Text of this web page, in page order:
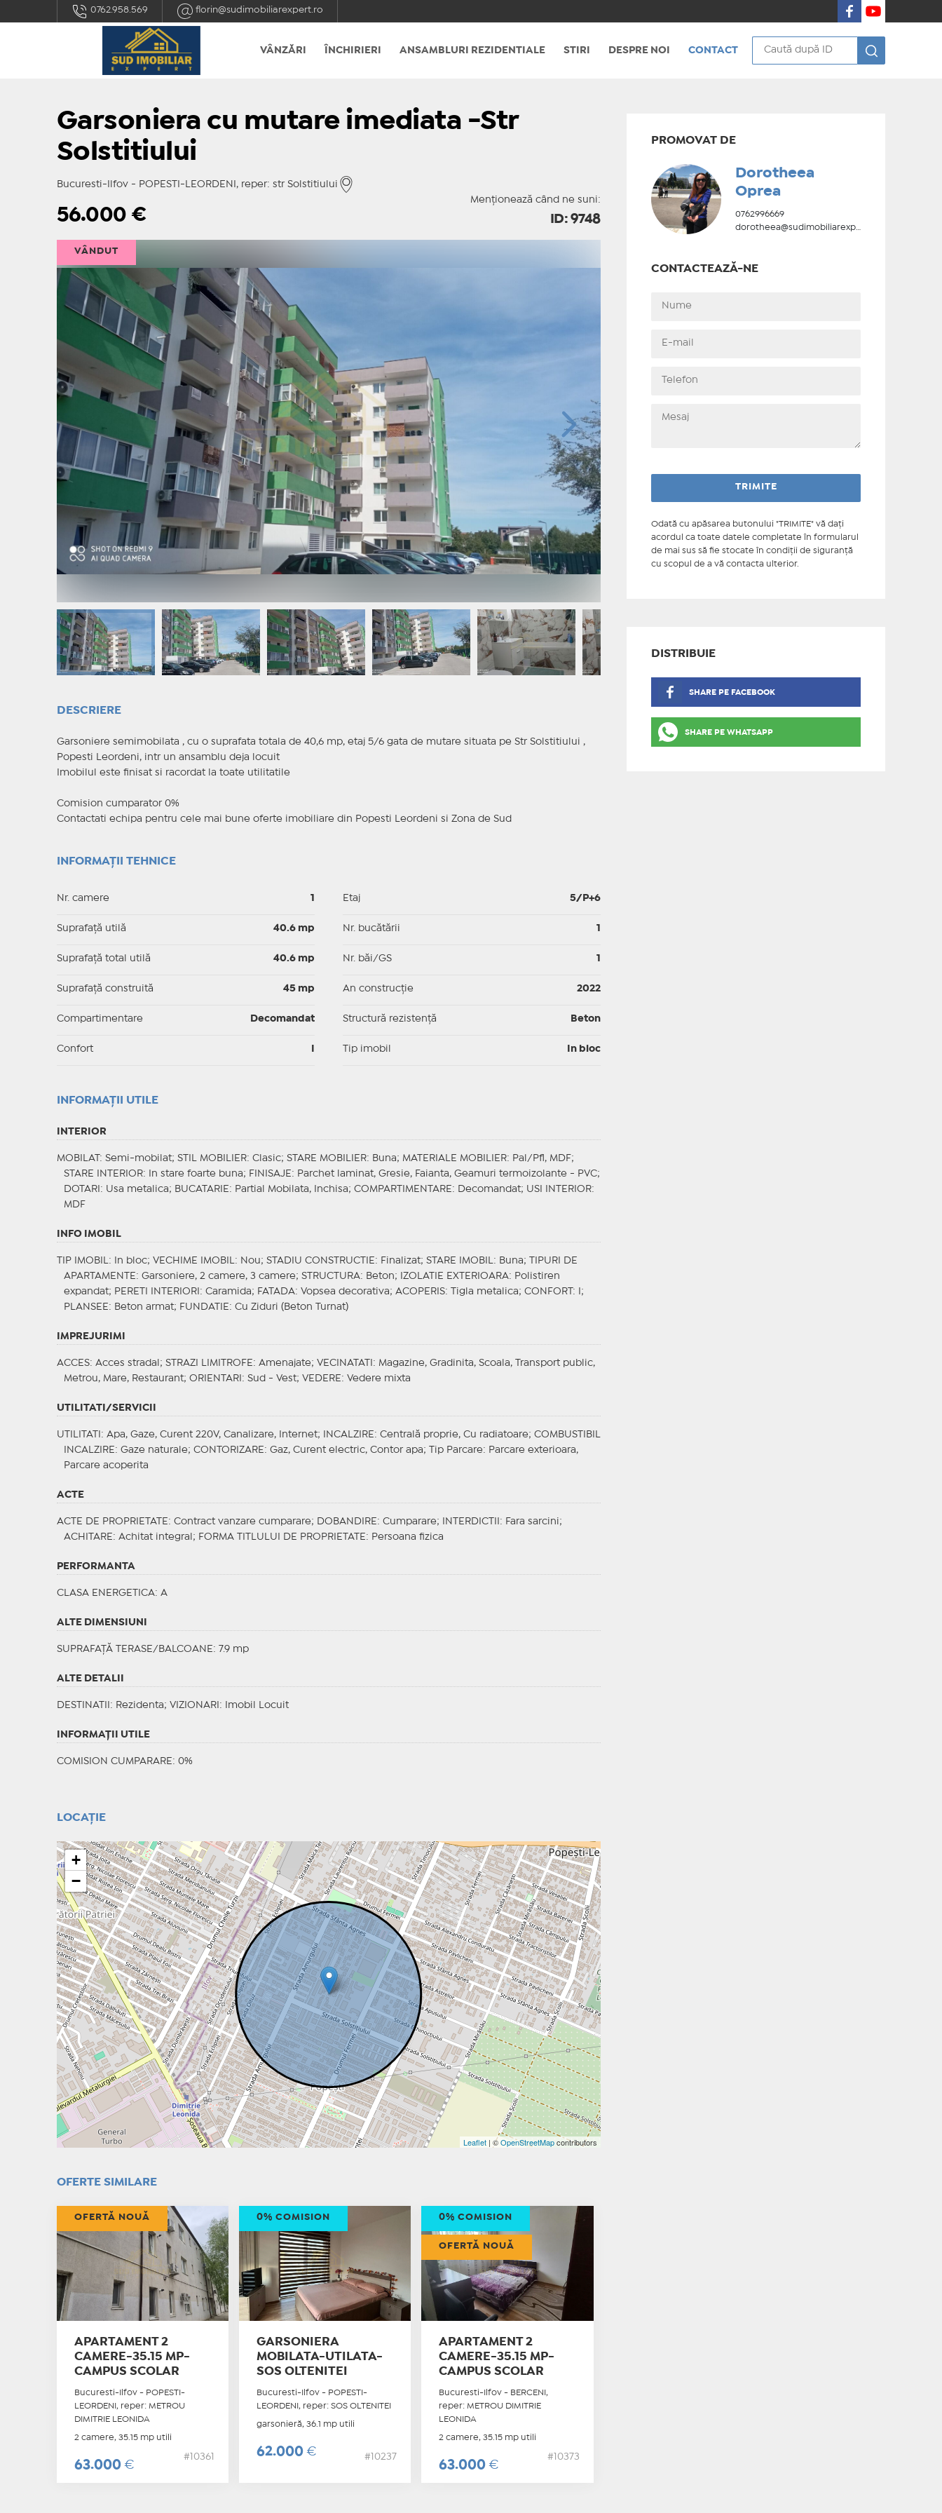
0762.958.569 florin@sudimobiliarexpert.ro
VÂNZĂRI ÎNCHIRIERI ANSAMBLURI REZIDENTIALE STIRI DESPRE NOI CONTACT
Garsoniera cu mutare imediata -Str
Solstitiului
Bucuresti-Ilfov - POPESTI-LEORDENI, reper: str Solstitiului
Menționează când ne suni:
56.000€ ID: 9748
VÂNDUT
DESCRIERE
Garsoniere semimobilata , cu o suprafata totala de 40,6 mp, etaj 5/6 gata de mutare situata pe Str Solstitiului ,
Popesti Leordeni, intr un ansamblu deja locuit
Imobilul este finisat si racordat la toate utilitatile
Comision cumparator 0%
Contactati echipa pentru cele mai bune oferte imobiliare din Popesti Leordeni si Zona de Sud
INFORMAȚII TEHNICE
Nr. camere
Suprafaţă utilă 40.6 mp
Suprafaţă total utilă 40.6 mp
Suprafaţă construită 45 mp
Compartimentare Decomandat
Confort
Etaj 5/P+6
Nr. bucătării
Nr. băi/GS
An construcție 2022
Structură rezistență Beton
Tip imobil In bloc
INFORMAŢII UTILE
INTERIOR
MOBILAT : Semi-mobilat; STIL MOBILIER: Clasic; STARE MOBILIER: Buna; MATERIALE MOBILIER: Pal/Pfl, MDF;
STARE INTERIOR: In stare foarte buna; FINISAJE : Parchet laminat, Gresie, Faianta, Geamuri termoizolante - PVC;
DOTARI : Usa metalica; BUCATARIE : Partial Mobilata, Inchisa; COMPARTIMENTARE : Decomandat; USI INTERIOR:
MDF
INFO IMOBIL
TIP IMOBIL : In bloc; VECHIME IMOBIL : Nou; STADIU CONSTRUCTIE : Finalizat; STARE IMOBIL : Buna;
TIPURI DE
APARTAMENTE : Garsoniere, 2 camere, 3 camere; STRUCTURA: Beton; IZOLATIE EXTERIOARA: Polistiren
expandat; PERETI INTERIORI : Caramida; FATADA: Vopsea decorativa; ACOPERIS: Tigla metalica; CONFORT
: I;
PLANSEE : Beton armat; FUNDATIE : Cu Ziduri (Beton Turnat)
IMPREJURIMI
ACCES: Acces stradal; STRAZI LIMITROFE : Amenajate; VECINATATI
: Magazine, Gradinita, Scoala, Transport public,
Metrou, Mare, Restaurant; ORIENTARI : Sud - Vest; VEDERE : Vedere mixta
UTILITATI/SERVICII
UTILITATI : Apa, Gaze, Curent 220V, Canalizare, Internet; INCALZIRE : Centrală proprie, Cu radiatoare; COMBUSTIBIL
INCALZIRE : Gaze naturale; CONTORIZARE : Gaz, Curent electric, Contor apa; Tip Parcare: Parcare exterioara,
Parcare acoperita
ACTE
ACTE DE PROPRIETATE : Contract vanzare cumparare; DOBANDIRE : Cumparare; INTERDICTII
: Fara sarcini;
ACHITARE : Achitat integral; FORMA TITLULUI DE PROPRIETATE : Persoana fizica
PERFORMANTA
CLASA ENERGETICA: A
ALTE DIMENSIUNI
SUPRAFAȚĂ TERASE/BALCOANE: 7.9 mp
ALTE DETALII
DESTINATII : Rezidenta; VIZIONARI : Imobil Locuit
INFORMAŢII UTILE
COMISION CUMPARARE: 0%
LOCAȚIE
+
−
Leaflet| ©OpenStreetMapcontributors
PROMOVAT DE
Dorotheea
Oprea
0762996669
dorotheea@sudimobiliarexpert.ro
CONTACTEAZĂ-NE
Odată cu apăsarea butonului "TRIMITE" vă daţi
acordul ca toate datele completate în formularul
de mai sus să fie stocate în condiţii de siguranţă
cu scopul de a vă contacta ulterior.
DISTRIBUIE
SHARE PE FACEBOOK
SHARE PE WHATSAPP
OFERTE SIMILARE
APARTAMENT 2
CAMERE-35.15 MP-
CAMPUS SCOLAR
Bucuresti-Ilfov - POPESTI-
LEORDENI, reper: METROU
DIMITRIE LEONIDA
2 camere, 35.15 mp utili
63.000 €
#10361
OFERTĂ NOUĂ
GARSONIERA
MOBILATA-UTILATA-
SOS OLTENITEI
Bucuresti-Ilfov - POPESTI-
LEORDENI, reper: SOS OLTENITEI
garsonieră, 36.1 mp utili
62.000€ #10237
0% COMISION
APARTAMENT 2
CAMERE-35.15 MP-
CAMPUS SCOLAR
Bucuresti-Ilfov - BERCENI,
reper: METROU DIMITRIE
LEONIDA
2 camere, 35.15 mp utili
63.000€
#10373
0% COMISION
OFERTĂ NOUĂ